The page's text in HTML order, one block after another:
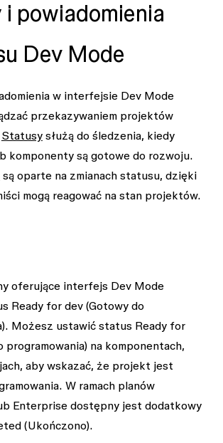
powiadomienia
Dev Mode
w interfejsie Dev Mode
przekazywaniem projektów
Statusysłużą do śledzenia, kiedy
komponenty są gotowe do rozwoju.
są oparte na zmianach statusu, dzięki
mogą reagować na stan projektów.
oferujące interfejs Dev Mode
Ready for dev(Gotowy do
Możesz ustawić status Ready for
programowania) na komponentach,
aby wskazać, że projekt jest
W ramach planów
Enterprise dostępny jest dodatkowy
(Ukończono).